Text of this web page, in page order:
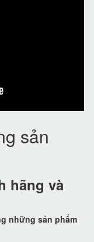
sản
hãng và
những sản phẩm